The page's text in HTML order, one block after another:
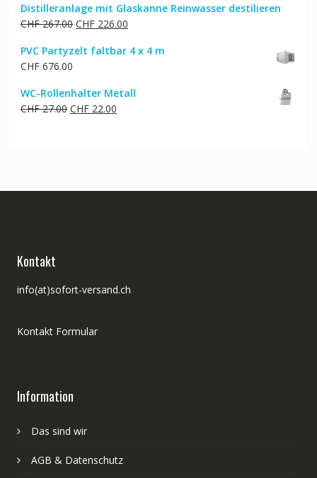
Distilleranlage mit Glaskanne Reinwasser destilieren
CHF267.00 Ursprünglicher
war:
CHF226.00Aktueller
ist:
PVC Partyzelt faltbar 4 x 4 m
CHF676.00
WC-Rollenhalter Metall
CHF27.00 Ursprünglicher
CHF22.00Aktueller
Kontakt
info(at)sofort-versand.ch
Kontakt Formular
Information
Das sind wir
AGB & Datenschutz